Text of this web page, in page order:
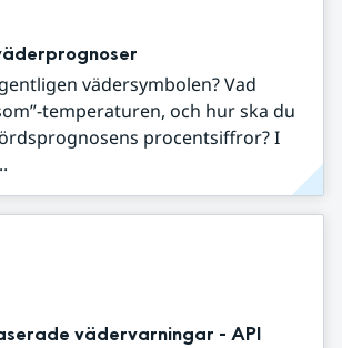
vädersymbolen? Vad
temperaturen, och hur ska du
procentsiffror? I
vädervarningar - API